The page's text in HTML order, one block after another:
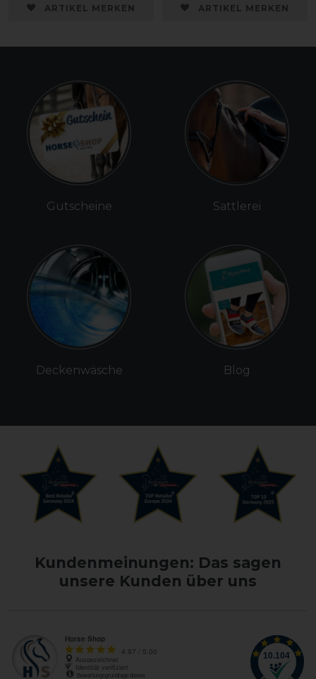
ARTIKEL MERKEN ARTIKEL MERKEN
Gutscheine
Deckenwäsche
Sattlerei
Blog
Kundenmeinungen: Das sagen
unsere Kunden über uns